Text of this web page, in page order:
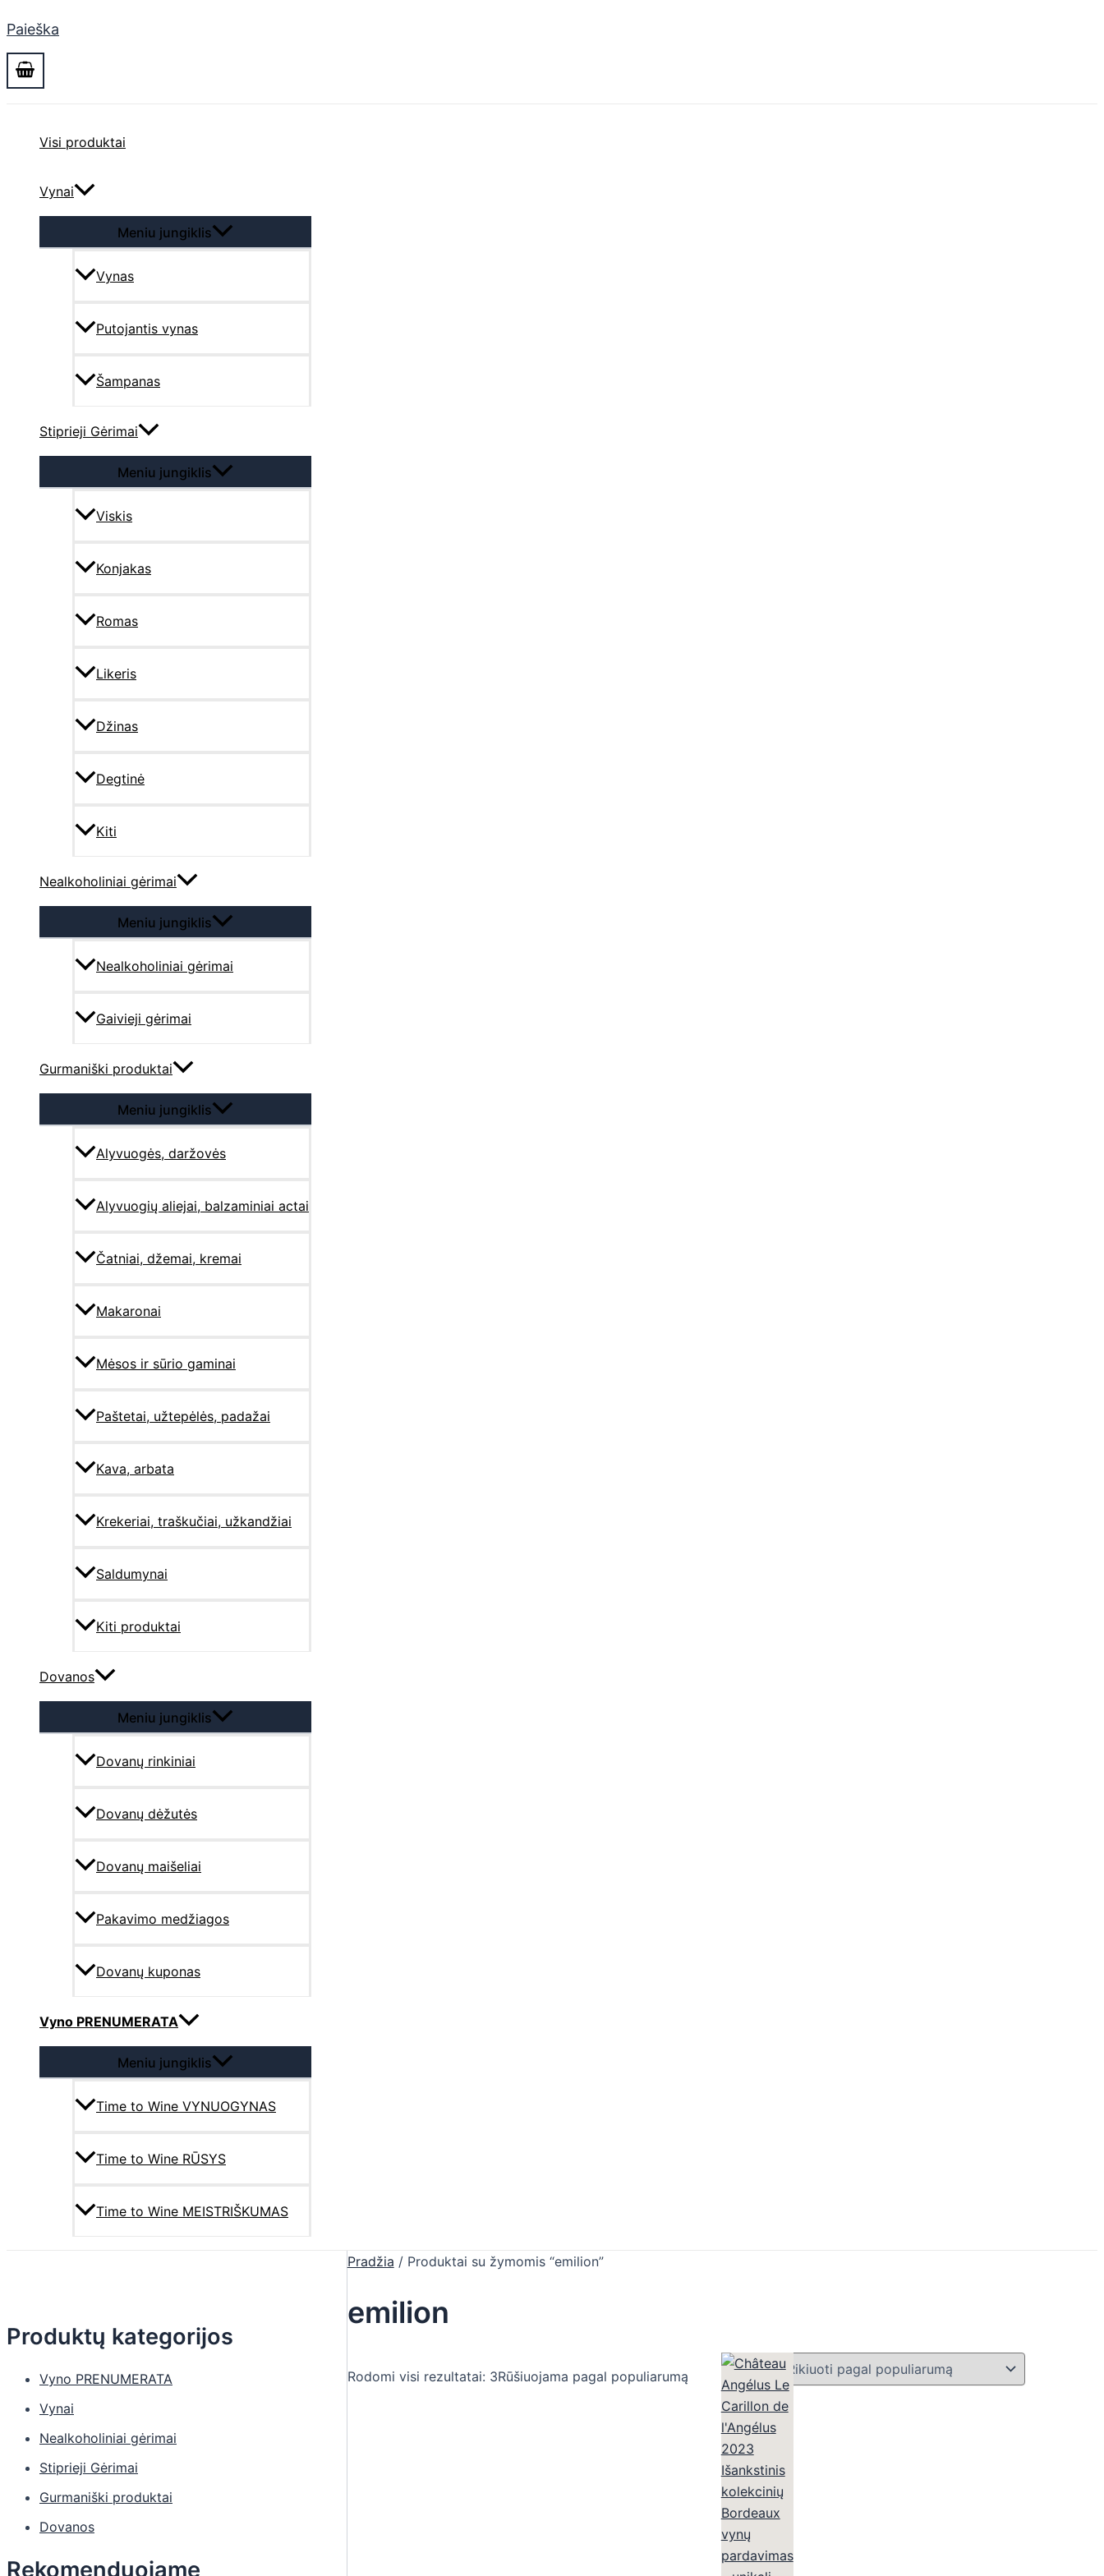
Paieška
Visi produktai
Vynai
Meniu jungiklis
Vynas
Putojantis vynas
Šampanas
Stiprieji Gėrimai
Meniu jungiklis
Viskis
Konjakas
Romas
Likeris
Džinas
Degtinė
Kiti
Nealkoholiniai gėrimai
Meniu jungiklis
Nealkoholiniai gėrimai
Gaivieji gėrimai
Gurmaniški produktai
Meniu jungiklis
Alyvuogės, daržovės
Alyvuogių aliejai, balzaminiai actai
Čatniai, džemai, kremai
Makaronai
Mėsos ir sūrio gaminai
Paštetai, užtepėlės, padažai
Kava, arbata
Krekeriai, traškučiai, užkandžiai
Saldumynai
Kiti produktai
Dovanos
Meniu jungiklis
Dovanų rinkiniai
Dovanų dėžutės
Dovanų maišeliai
Pakavimo medžiagos
Dovanų kuponas
Vyno PRENUMERATA
Meniu jungiklis
Time to Wine VYNUOGYNAS
Time to Wine RŪSYS
Time to Wine MEISTRIŠKUMAS
Produktų kategorijos
Vyno PRENUMERATA
Vynai
Nealkoholiniai gėrimai
Stiprieji Gėrimai
Gurmaniški produktai
Dovanos
Rekomenduojame
Pradžia / Produktai su žymomis “emilion”
emilion
Rodomi visi rezultatai: 3Rūšiuojama pagal populiarumą